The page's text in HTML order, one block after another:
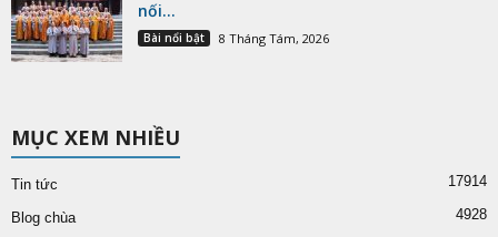
nối...
Bài nổi bật 8 Tháng Tám, 2026
MỤC XEM NHIỀU
Tin tức 17914
Blog chùa 4928